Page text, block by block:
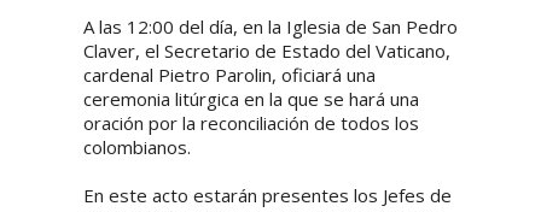
A las 12:00 del día, en la Iglesia de San Pedro
Claver, el Secretario de Estado del Vaticano,
cardenal Pietro Parolin, oficiará una
ceremonia litúrgica en la que se hará una
oración por la reconciliación de todos los
colombianos.
En este acto estarán presentes los Jefes de